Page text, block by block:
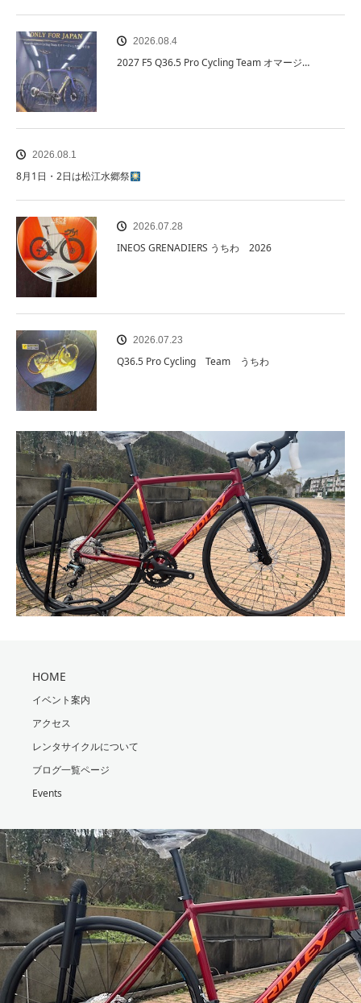
2026.08.4
2027 F5 Q36.5 Pro Cycling Team オマージ…
2026.08.1
8月1日・2日は松江水郷祭
2026.07.28
INEOS GRENADIERS うちわ 2026
2026.07.23
Q36.5 Pro Cycling Team うちわ
HOME
イベント案内
アクセス
レンタサイクルについて
ブログ一覧ページ
Events